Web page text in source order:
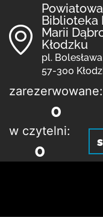
Biblioteka
Marii
Kłodzku
pl.
57-300
zarezerwowane:
0
w czytelni:
0